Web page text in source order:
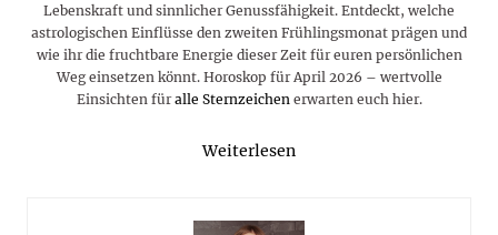
Lebenskraft und sinnlicher Genussfähigkeit. Entdeckt, welche
astrologischen Einflüsse den zweiten Frühlingsmonat prägen und
wie ihr die fruchtbare Energie dieser Zeit für euren persönlichen
Weg einsetzen könnt. Horoskop für April 2026 – wertvolle
Einsichten füralle Sternzeichenerwarten euch hier.
Weiterlesen